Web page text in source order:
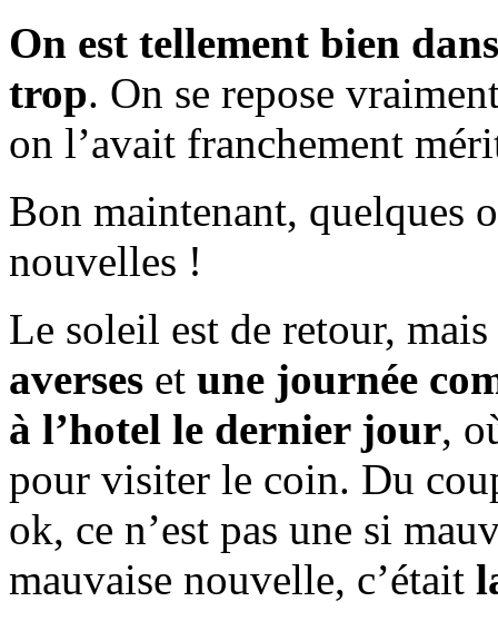
On est tellement bien
trop. On se repose
on l’avait franchement
Bon maintenant, quelques
nouvelles !
Le soleil est de retour, mais
averses et une journée
à l’hotel le dernier jour,
pour visiter le coin. Du
ok, ce n’est pas une si
mauvaise nouvelle, c’était